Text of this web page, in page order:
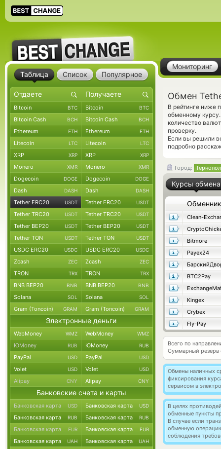
Мониторинг
Обмен
В рейтинге ниже
обменному
количество
проверку.
Если вы решили
подробно
Город:
Курсы обмена
Обменник
Clean-
Bitmore
Payex24
BTC2Pay
Kingex
Crybex
Fly-Pay
Всего по
Суммарный резерв
Обмены наличных
фиксирования
сервисом в
В целях
обменные пункты
В случае если
обменную
соблюдения
Таблица Список Популярное
Bitcoin BTC Bitcoin BTC
Bitcoin Cash BCH Bitcoin Cash BCH
Ethereum ETH Ethereum ETH
Litecoin LTC Litecoin LTC
XRP XRP XRP XRP
Monero XMR Monero XMR
Dogecoin DOGE Dogecoin DOGE
Dash DASH Dash DASH
Tether ERC20 USDT Tether ERC20 USDT
Tether TRC20 USDT Tether TRC20 USDT
Tether BEP20 USDT Tether BEP20 USDT
Tether TON USDT Tether TON USDT
USDC ERC20 USDC USDC ERC20 USDC
Zcash ZEC Zcash ZEC
TRON TRX TRON TRX
BNB BEP20 BNB BNB BEP20 BNB
Solana SOL Solana SOL
Gram (Toncoin) GRAM Gram (Toncoin) GRAM
Электронные деньги
WebMoney WMZ WebMoney WMZ
ЮMoney RUB ЮMoney RUB
PayPal USD PayPal USD
Volet USD Volet USD
Alipay CNY Alipay CNY
Банковские счета и карты
Банковская карта USD Банковская карта USD
Банковская карта RUB Банковская карта RUB
Банковская карта EUR Банковская карта EUR
Банковская карта UAH Банковская карта UAH